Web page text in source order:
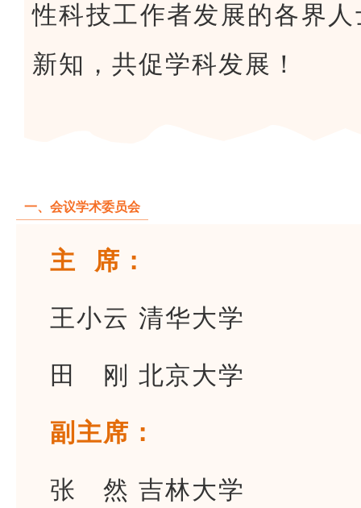
性科技工作者发展的各界
新知，共促学科发展！
一、会议学术委员会
主 席：
王小云 清华大学
田 刚 北京大学
副主席：
张 然 吉林大学